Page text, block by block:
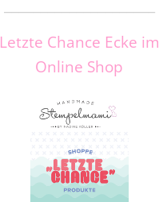
Letzte Chance Ecke im
Online Shop